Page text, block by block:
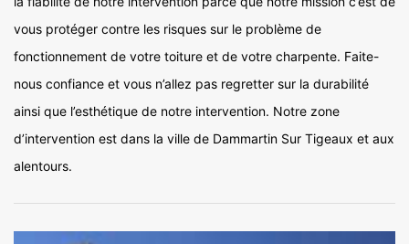
vous protéger contre les risques sur le problème de
fonctionnement de votre toiture et de votre charpente. Faite-
nous confiance et vous n’allez pas regretter sur la durabilité
ainsi que l’esthétique de notre intervention. Notre zone
d’intervention est dans la ville de Dammartin Sur Tigeaux et aux
alentours.